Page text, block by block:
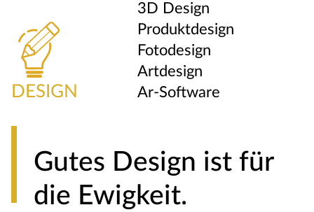
Gutes Design ist für
die Ewigkeit.
DESIGN
3D Design
Produktdesign
Fotodesign
Artdesign
Ar-Software